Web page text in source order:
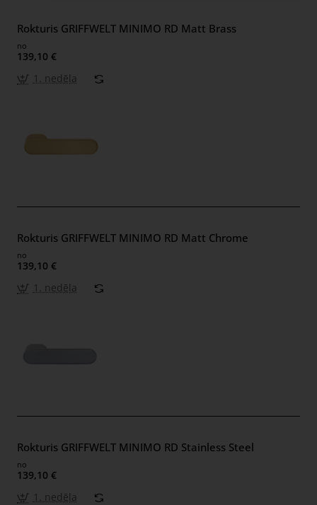
Rokturis GRIFFWELT MINIMO RD Matt Brass
no
139,10 €
1. nedēļa
Rokturis GRIFFWELT MINIMO RD Matt Chrome
no
139,10 €
1. nedēļa
Rokturis GRIFFWELT MINIMO RD Stainless Steel
no
139,10 €
1. nedēļa